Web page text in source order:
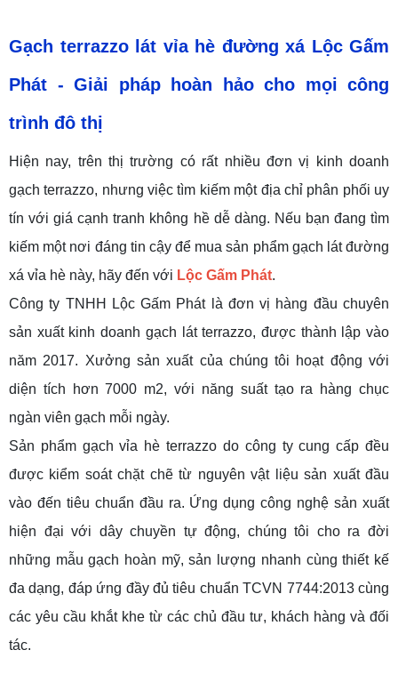
Gạch terrazzo lát vỉa hè đường xá Lộc Gấm
Phát - Giải pháp hoàn hảo cho mọi công
trình đô thị
Hiện nay, trên thị trường có rất nhiều đơn vị kinh doanh
gạch terrazzo, nhưng việc tìm kiếm một địa chỉ phân phối uy
tín với giá cạnh tranh không hề dễ dàng. Nếu bạn đang tìm
kiếm một nơi đáng tin cậy để mua sản phẩm gạch lát đường
xá vỉa hè này, hãy đến với Lộc Gấm Phát.
Công ty TNHH Lộc Gấm Phát là đơn vị hàng đầu chuyên
sản xuất kinh doanh gạch lát terrazzo, được thành lập vào
năm 2017. Xưởng sản xuất của chúng tôi hoạt động với
diện tích hơn 7000 m2, với năng suất tạo ra hàng chục
ngàn viên gạch mỗi ngày.
Sản phẩm gạch vỉa hè terrazzo do công ty cung cấp đều
được kiểm soát chặt chẽ từ nguyên vật liệu sản xuất đầu
vào đến tiêu chuẩn đầu ra. Ứng dụng công nghệ sản xuất
hiện đại với dây chuyền tự động, chúng tôi cho ra đời
những mẫu gạch hoàn mỹ, sản lượng nhanh cùng thiết kế
đa dạng, đáp ứng đầy đủ tiêu chuẩn TCVN 7744:2013 cùng
các yêu cầu khắt khe từ các chủ đầu tư, khách hàng và đối
tác.